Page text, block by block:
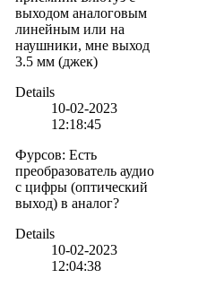
выходом аналоговым
линейным или на
наушники, мне выход
3.5 мм (джек)
Details
10-02-2023
12:18:45
Фурсов: Есть
преобразователь аудио
с цифры (оптический
выход) в аналог?
Details
10-02-2023
12:04:38